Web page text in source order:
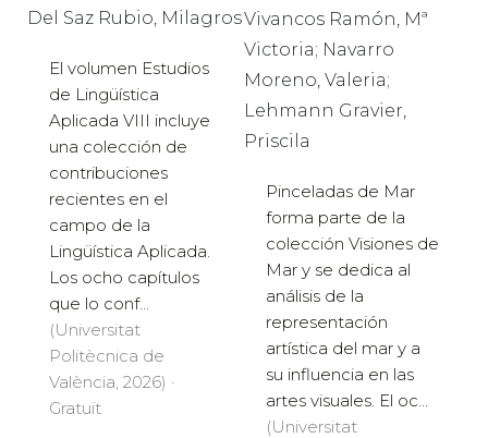
Del Saz Rubio, Milagros
El volumen Estudios
de Lingüística
Aplicada VIII incluye
una colección de
contribuciones
recientes en el
campo de la
Lingüística Aplicada.
Los ocho capítulos
que lo conf...
(Universitat
Politècnica de
València, 2026) ·
Gratuït
Vivancos Ramón, Mª
Victoria; Navarro
Moreno, Valeria;
Lehmann Gravier,
Priscila
Pinceladas de Mar
forma parte de la
colección Visiones de
Mar y se dedica al
análisis de la
representación
artística del mar y a
su influencia en las
artes visuales. El oc...
(Universitat